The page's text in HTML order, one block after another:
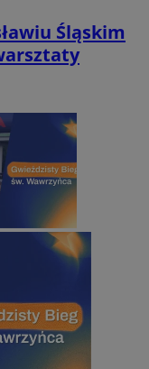
Śląskim